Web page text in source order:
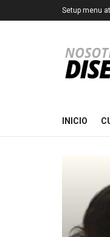
Setup menu
INICIO